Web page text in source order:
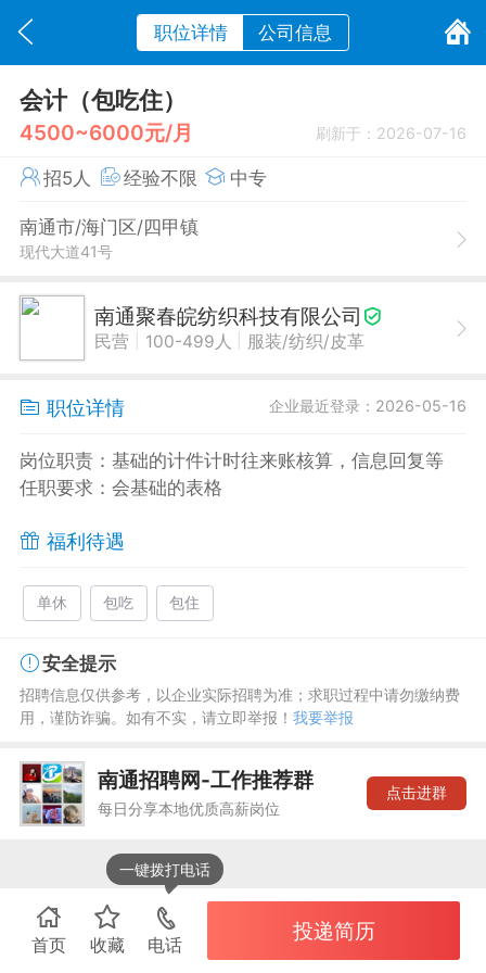
职位详情 公司信息
会计（包吃住）
4500~6000元/月 刷新于：2026-07-16
招5人 经验不限 中专
南通市/海门区/四甲镇
现代大道41号
南通聚春皖纺织科技有限公司
民营 100-499人 服装/纺织/皮革
职位详情 企业最近登录：2026-05-16
岗位职责：基础的计件计时往来账核算，信息回复等
任职要求：会基础的表格
福利待遇
单休 包吃 包住
安全提示
招聘信息仅供参考，以企业实际招聘为准；求职过程中请勿缴纳费
用，谨防诈骗。如有不实，请立即举报！ 我要举报
南通招聘网-工作推荐群
每日分享本地优质高薪岗位
点击进群
首页 收藏 电话
一键拨打电话
投递简历